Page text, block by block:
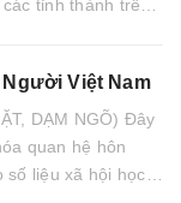
tỉnh thành trên
Việt Nam
DẠM NGÕ) Đây
quan hệ hôn
liệu xã hội học,